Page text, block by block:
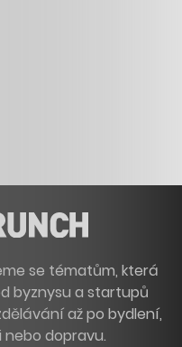
se tématům, která
byznysu a startupů
až po bydlení,
nebo dopravu.